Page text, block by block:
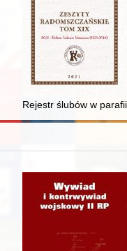
Ostrowskiej : studium
Rejestr ślubów w